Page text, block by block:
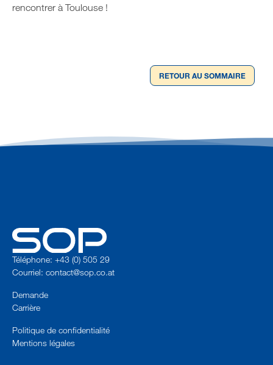
rencontrer à Toulouse !
RETOUR AU SOMMAIRE
Téléphone: +43 (0) 505 29
Courriel: contact@sop.co.at
Demande
Carrière
Politique de confidentialité
Mentions légales